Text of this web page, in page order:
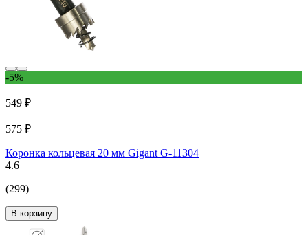
-5%
549 ₽
575 ₽
Коронка кольцевая 20 мм Gigant G-11304
4.6
(299)
В корзину